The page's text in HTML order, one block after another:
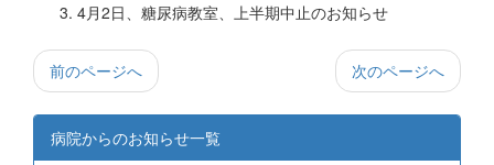
4月2日、糖尿病教室、上半期中止のお知らせ
前のページへ 次のページへ
病院からのお知らせ一覧